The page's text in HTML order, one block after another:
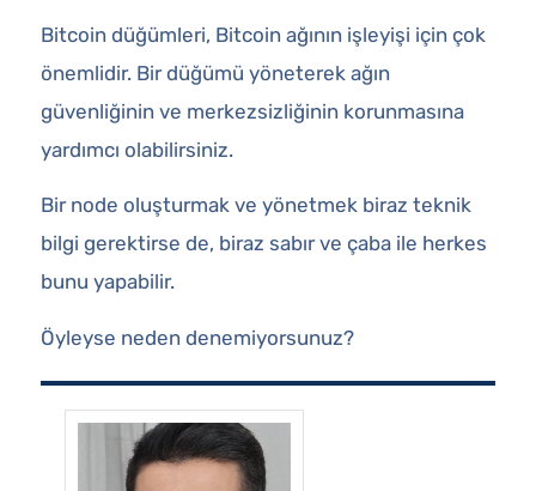
Bitcoin düğümleri, Bitcoin ağının işleyişi için çok
önemlidir. Bir düğümü yöneterek ağın
güvenliğinin ve merkezsizliğinin korunmasına
yardımcı olabilirsiniz.
Bir node oluşturmak ve yönetmek biraz teknik
bilgi gerektirse de, biraz sabır ve çaba ile herkes
bunu yapabilir.
Öyleyse neden denemiyorsunuz?